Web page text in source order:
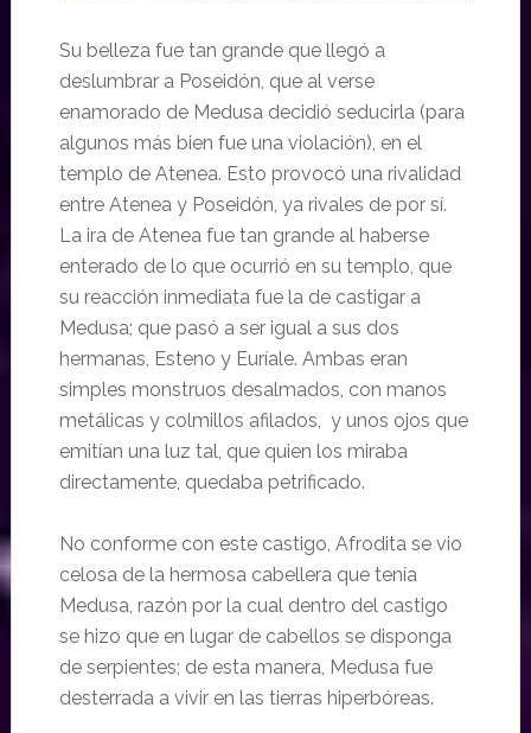
Su belleza fue tan grande que llegó a
deslumbrar a Poseidón, que al verse
enamorado de Medusa decidió seducirla (para
algunos más bien fue una violación), en el
templo de Atenea. Esto provocó una rivalidad
entre Atenea y Poseidón, ya rivales de por sí.
La ira de Atenea fue tan grande al haberse
enterado de lo que ocurrió en su templo, que
su reacción inmediata fue la de castigar a
Medusa; que pasó a ser igual a sus dos
hermanas, Esteno y Euríale. Ambas eran
simples monstruos desalmados, con manos
metálicas y colmillos afilados, y unos ojos que
emitían una luz tal, que quien los miraba
directamente, quedaba petrificado.
No conforme con este castigo, Afrodita se vio
celosa de la hermosa cabellera que tenía
Medusa, razón por la cual dentro del castigo
se hizo que en lugar de cabellos se disponga
de serpientes; de esta manera, Medusa fue
desterrada a vivir en las tierras hiperbóreas.